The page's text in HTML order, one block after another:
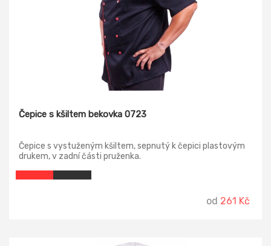
Čepice s kšiltem bekovka 0723
Čepice s vystuženým kšiltem, sepnutý k čepici plastovým
drukem, v zadní části pruženka.
od 261 Kč